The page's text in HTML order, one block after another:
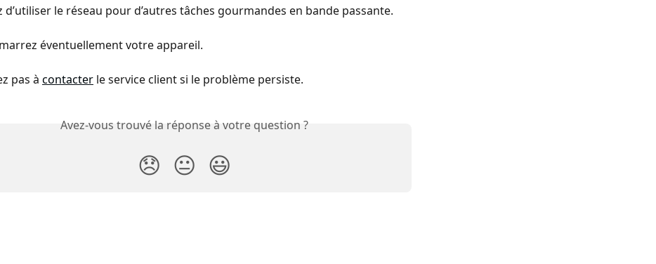
d’utiliser le réseau pour d’autres tâches gourmandes en bande passante.
éventuellement votre appareil.
pas à contacter le service client si le problème persiste.
Avez-vous trouvé la réponse à votre question ?
😞 😐 😃